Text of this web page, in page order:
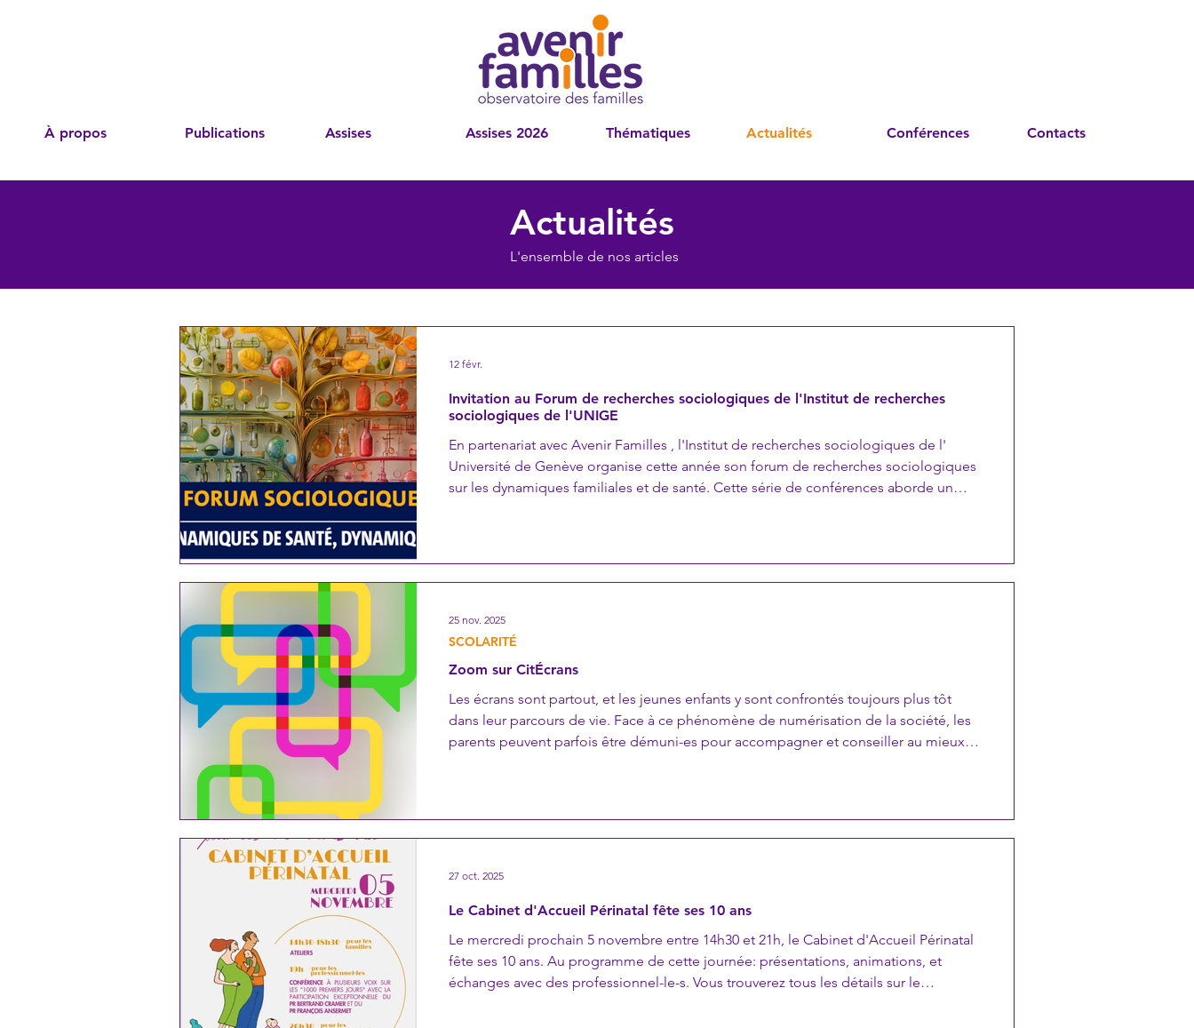
À propos Publications Assises Assises 2026 Thématiques Actualités Conférences Contacts
Actualités
L'ensemble de nos articles
Invitation au Forum de recherches sociologiques de l'Institut de recherches
sociologiques de l'UNIGE
En partenariat avec Avenir Familles , l'Institut de recherches sociologiques de l'
Université de Genève organise cette année son forum de recherches sociologiques
sur les dynamiques familiales et de santé. Cette série de conférences aborde un
12 févr.
Zoom sur CitÉcrans
Les écrans sont partout, et les jeunes enfants y sont confrontés toujours plus tôt
dans leur parcours de vie. Face à ce phénomène de numérisation de la société, les
parents peuvent parfois être démuni-es pour accompagner et conseiller au mieux
SCOLARITÉ
25 nov. 2025
Le Cabinet d'Accueil Périnatal fête ses 10 ans
Le mercredi prochain 5 novembre entre 14h30 et 21h, le Cabinet d'Accueil Périnatal
fête ses 10 ans. Au programme de cette journée: présentations, animations, et
échanges avec des professionnel-le-s. Vous trouverez tous les détails sur le
27 oct. 2025